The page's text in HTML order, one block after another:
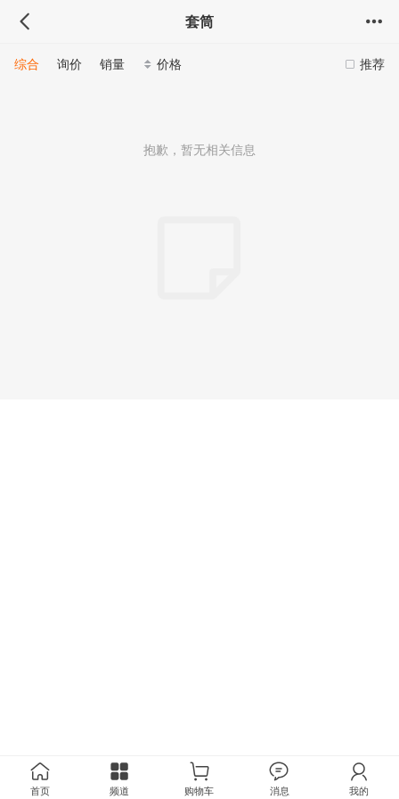
套筒
推荐
综合 询价 销量 价格
抱歉，暂无相关信息
首页 频道 购物车 消息 我的